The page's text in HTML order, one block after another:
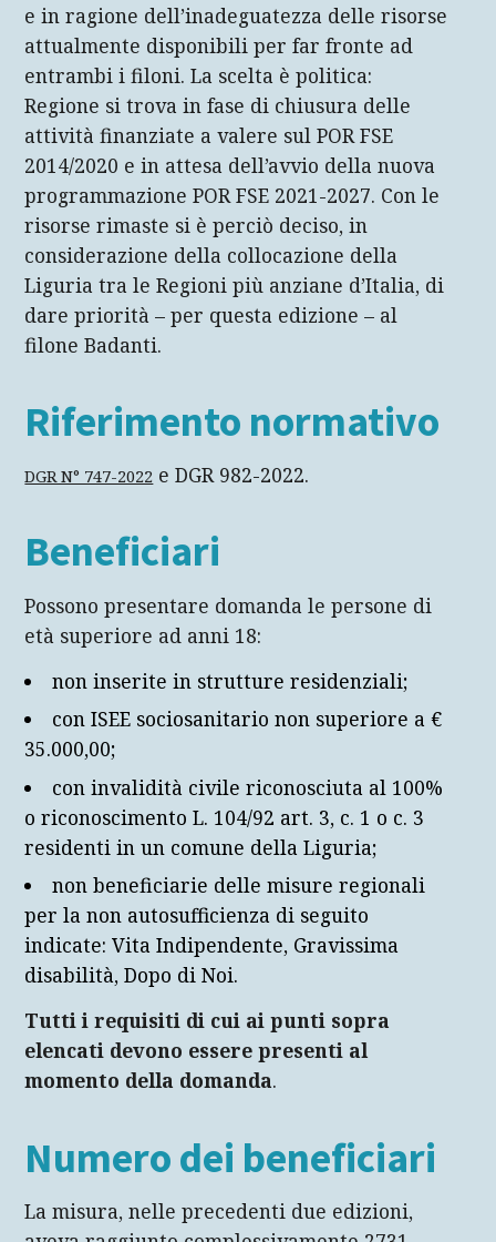
e in ragione dell’inadeguatezza delle risorse
attualmente disponibili per far fronte ad
entrambi i filoni. La scelta è politica:
Regione si trova in fase di chiusura delle
attività finanziate a valere sul POR FSE
2014/2020 e in attesa dell’avvio della nuova
programmazione POR FSE 2021-2027. Con le
risorse rimaste si è perciò deciso, in
considerazione della collocazione della
Liguria tra le Regioni più anziane d’Italia, di
dare priorità – per questa edizione – al
filone Badanti.
Riferimento normativo
DGR N° 747-2022 e DGR 982-2022.
Beneficiari
Possono presentare domanda le persone di
età superiore ad anni 18:
non inserite in strutture residenziali;
con ISEE sociosanitario non superiore a €
35.000,00;
con invalidità civile riconosciuta al 100%
o riconoscimento L. 104/92 art. 3, c. 1 o c. 3
residenti in un comune della Liguria;
non beneficiarie delle misure regionali
per la non autosufficienza di seguito
indicate: Vita Indipendente, Gravissima
disabilità, Dopo di Noi.
Tutti i requisiti di cui ai punti sopra
elencati devono essere presenti al
momento della domanda.
Numero dei beneficiari
La misura, nelle precedenti due edizioni,